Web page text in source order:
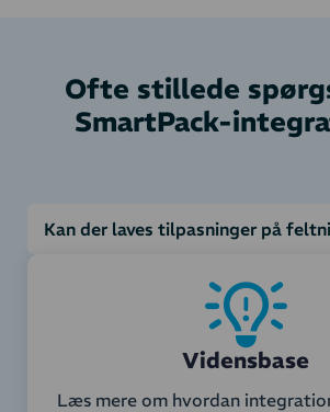
Ofte stillede
SmartPack-
Kan der laves tilpasninger på
Vidensbase
Læs mere om hvordan